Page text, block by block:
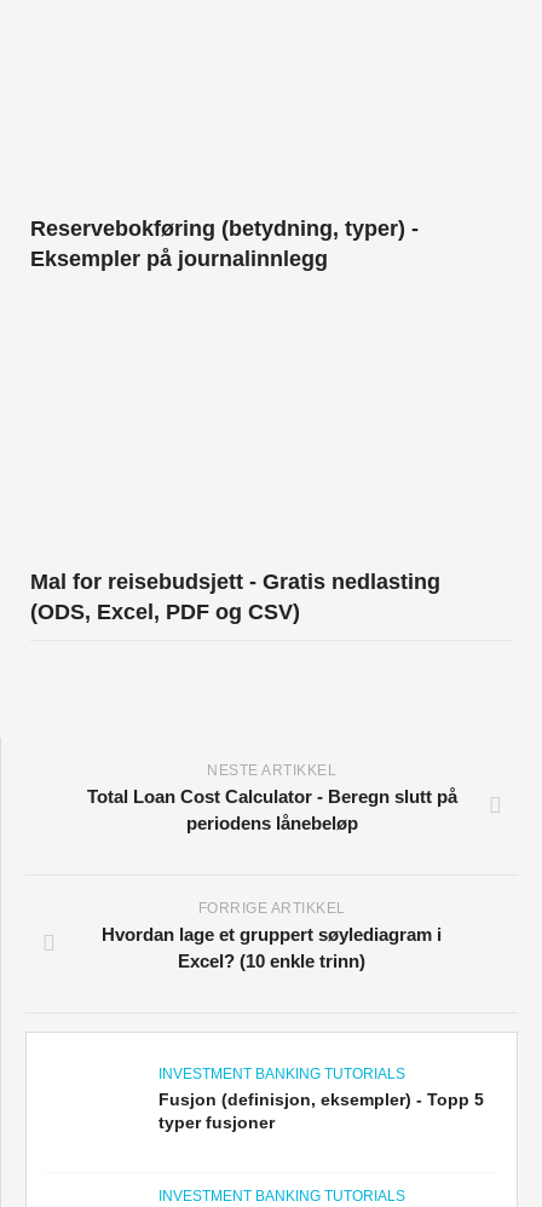
Reservebokføring (betydning, typer) -
Eksempler på journalinnlegg
Mal for reisebudsjett - Gratis nedlasting
(ODS, Excel, PDF og CSV)
NESTE ARTIKKEL
Total Loan Cost Calculator - Beregn slutt på
periodens lånebeløp
FORRIGE ARTIKKEL
Hvordan lage et gruppert søylediagram i
Excel? (10 enkle trinn)
INVESTMENT BANKING TUTORIALS
Fusjon (definisjon, eksempler) - Topp 5
typer fusjoner
INVESTMENT BANKING TUTORIALS